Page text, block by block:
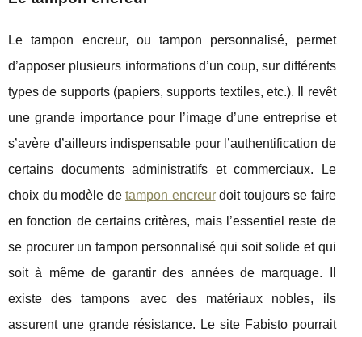
Le tampon encreur, ou tampon personnalisé, permet
d’apposer plusieurs informations d’un coup, sur différents
types de supports (papiers, supports textiles, etc.). Il revêt
une grande importance pour l’image d’une entreprise et
s’avère d’ailleurs indispensable pour l’authentification de
certains documents administratifs et commerciaux. Le
choix du modèle detampon encreurdoit toujours se faire
en fonction de certains critères, mais l’essentiel reste de
se procurer un tampon personnalisé qui soit solide et qui
soit à même de garantir des années de marquage. Il
existe des tampons avec des matériaux nobles, ils
assurent une grande résistance. Le site Fabisto pourrait